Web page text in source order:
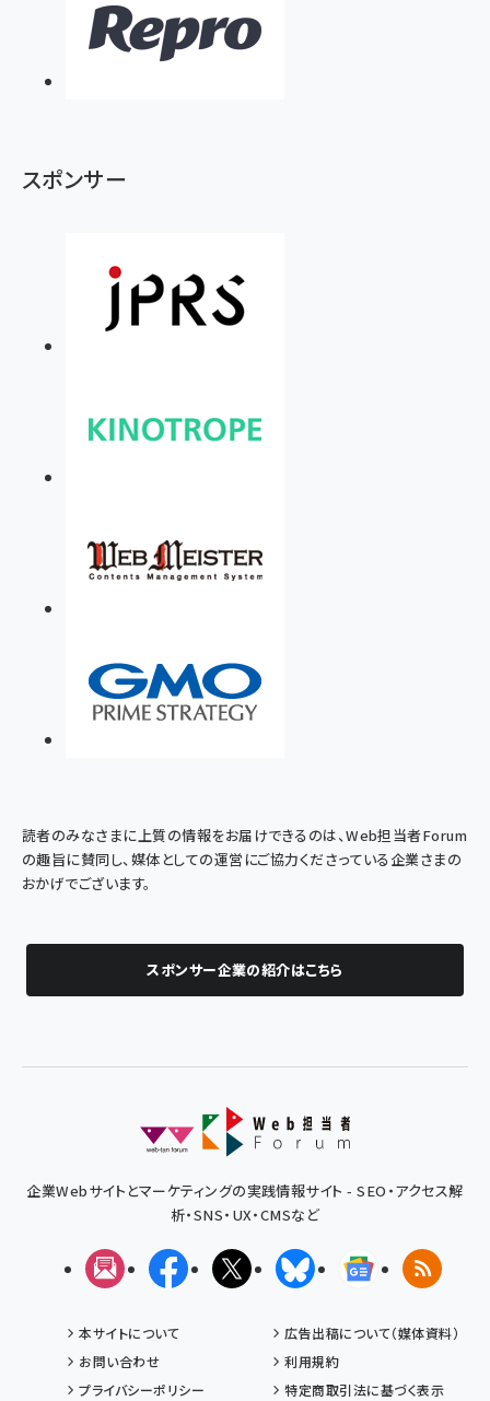
スポンサー
読者のみなさまに上質の情報をお届けできるのは、Web担当者Forum
の趣旨に賛同し、媒体としての運営にご協力くださっている企業さまの
おかげでございます。
スポンサー企業の紹介はこちら
企業Webサイトとマーケティングの実践情報サイト - SEO・アクセス解
析・SNS・UX・CMSなど
メルマガFacebookX(エックス)BlueskyGoogleニュ
RSS
本サイトについて
広告出稿について（媒体資料）
お問い合わせ
利用規約
プライバシーポリシー
特定商取引法に基づく表示